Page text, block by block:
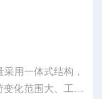
用一体式结构，
化范围大、工作